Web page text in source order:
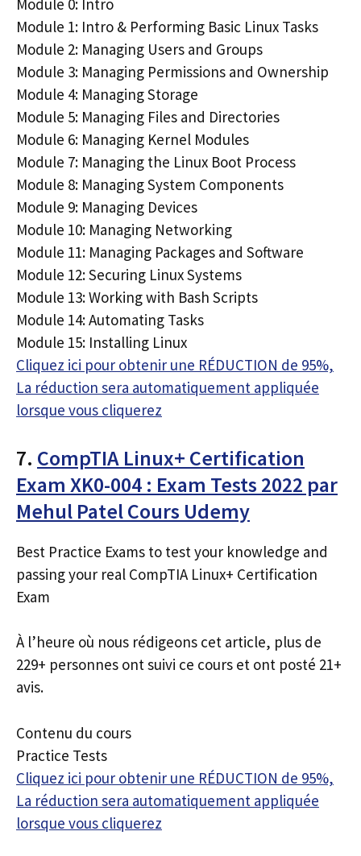
Module 0: Intro
Module 1: Intro & Performing Basic Linux Tasks
Module 2: Managing Users and Groups
Module 3: Managing Permissions and Ownership
Module 4: Managing Storage
Module 5: Managing Files and Directories
Module 6: Managing Kernel Modules
Module 7: Managing the Linux Boot Process
Module 8: Managing System Components
Module 9: Managing Devices
Module 10: Managing Networking
Module 11: Managing Packages and Software
Module 12: Securing Linux Systems
Module 13: Working with Bash Scripts
Module 14: Automating Tasks
Module 15: Installing Linux
Cliquez ici pour obtenir une RÉDUCTION de 95%,
La réduction sera automatiquement appliquée
lorsque vous cliquerez
7. CompTIA Linux+ Certification
Exam XK0-004 : Exam Tests 2022 par
Mehul Patel Cours Udemy
Best Practice Exams to test your knowledge and
passing your real CompTIA Linux+ Certification
Exam
À l’heure où nous rédigeons cet article, plus de
229+ personnes ont suivi ce cours et ont posté 21+
avis.
Contenu du cours
Practice Tests
Cliquez ici pour obtenir une RÉDUCTION de 95%,
La réduction sera automatiquement appliquée
lorsque vous cliquerez